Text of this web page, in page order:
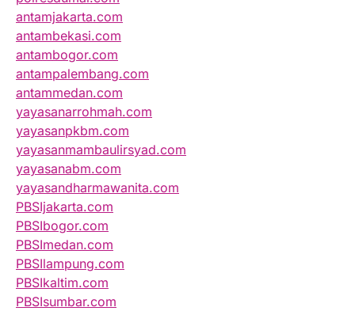
antamjakarta.com
antambekasi.com
antambogor.com
antampalembang.com
antammedan.com
yayasanarrohmah.com
yayasanpkbm.com
yayasanmambaulirsyad.com
yayasanabm.com
yayasandharmawanita.com
PBSIjakarta.com
PBSIbogor.com
PBSImedan.com
PBSIlampung.com
PBSIkaltim.com
PBSIsumbar.com